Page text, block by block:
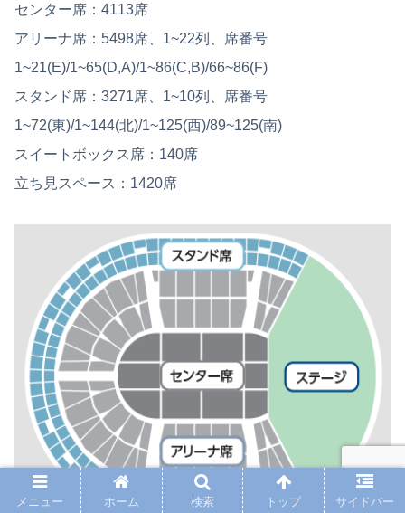
センター席：4113席
アリーナ席：5498席、1~22列、席番号
1~21(E)/1~65(D,A)/1~86(C,B)/66~86(F)
スタンド席：3271席、1~10列、席番号
1~72(東)/1~144(北)/1~125(西)/89~125(南)
スイートボックス席：140席
立ち見スペース：1420席
メニュー ホーム 検索 トップ サイドバー